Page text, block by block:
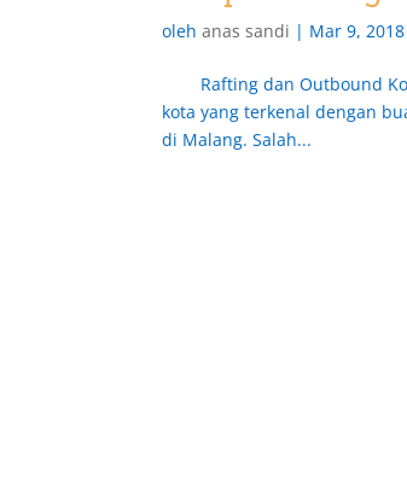
olehanas sandi | Mar 9, 2018
Rafting dan Outbound
kota yang terkenal dengan
di Malang. Salah...